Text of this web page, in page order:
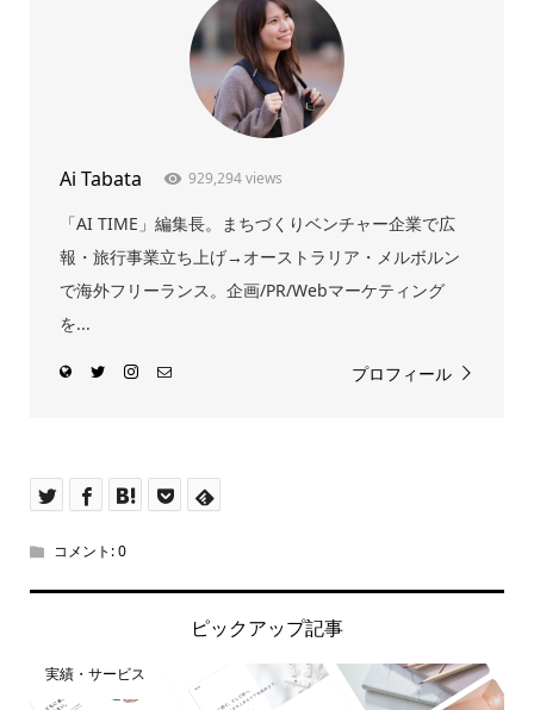
Ai Tabata 929,294 views
「AI TIME」編集長。まちづくりベンチャー企業で広
報・旅行事業立ち上げ→オーストラリア・メルボルン
で海外フリーランス。企画/PR/Webマーケティング
を...
プロフィール
コメント:0
ピックアップ記事
実績・サービス